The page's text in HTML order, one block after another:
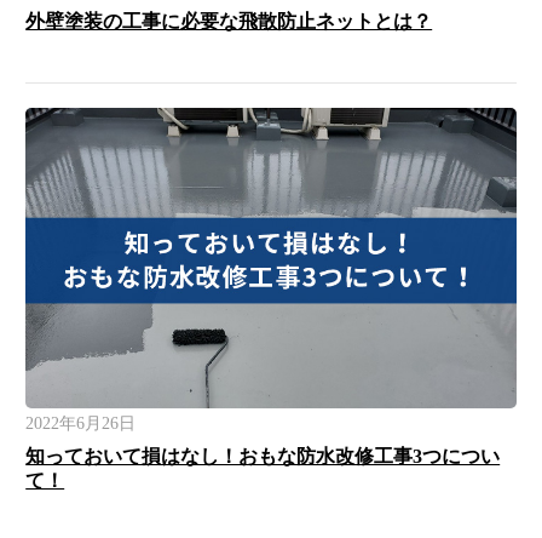
外壁塗装の工事に必要な飛散防止ネットとは？
2022年6月26日
知っておいて損はなし！おもな防水改修工事3つについ
て！